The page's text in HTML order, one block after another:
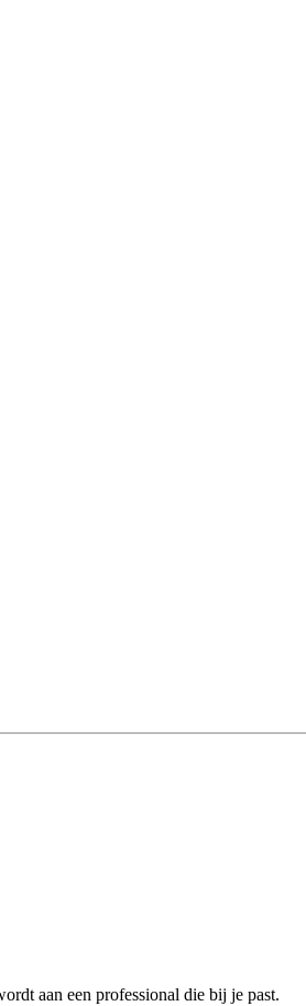
aan een professional die bij je past.